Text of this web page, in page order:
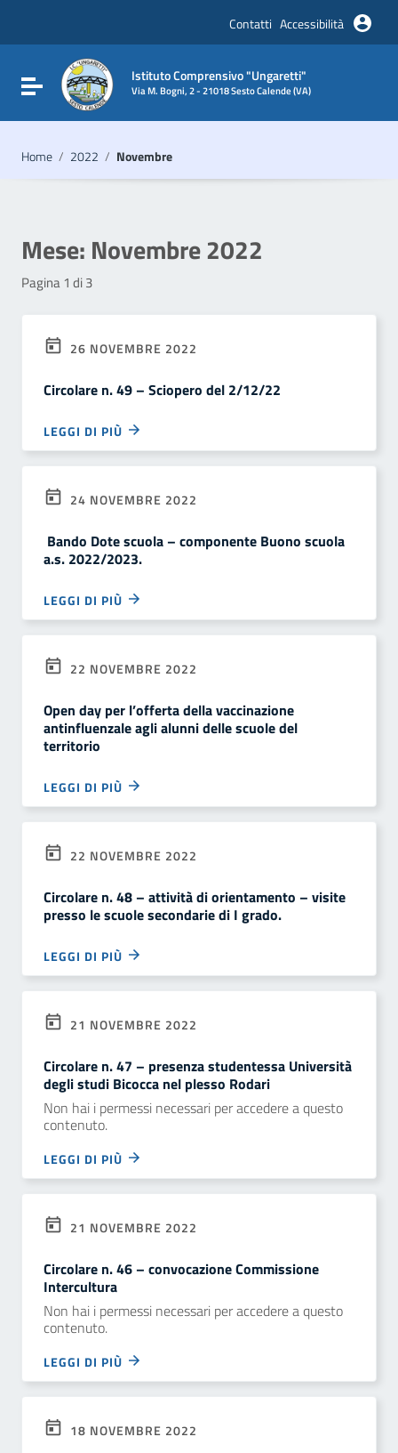
Vai al footer
Contatti Accessibilità
Attiva / disattiva la navigazione
Istituto Comprensivo "Ungaretti"
Via M. Bogni, 2 - 21018 Sesto Calende (VA)
Home / 2022 / Novembre
Mese: Novembre 2022
Pagina 1 di 3
26 NOVEMBRE 2022
Circolare n. 49 – Sciopero del 2/12/22
LEGGI DI PIÙ
24 NOVEMBRE 2022
Bando Dote scuola – componente Buono scuola
a.s. 2022/2023.
LEGGI DI PIÙ
22 NOVEMBRE 2022
Open day per l’offerta della vaccinazione
antinfluenzale agli alunni delle scuole del
territorio
LEGGI DI PIÙ
22 NOVEMBRE 2022
Circolare n. 48 – attività di orientamento – visite
presso le scuole secondarie di I grado.
LEGGI DI PIÙ
21 NOVEMBRE 2022
Circolare n. 47 – presenza studentessa Università
degli studi Bicocca nel plesso Rodari
Non hai i permessi necessari per accedere a questo
contenuto.
LEGGI DI PIÙ
21 NOVEMBRE 2022
Circolare n. 46 – convocazione Commissione
Intercultura
Non hai i permessi necessari per accedere a questo
contenuto.
LEGGI DI PIÙ
18 NOVEMBRE 2022